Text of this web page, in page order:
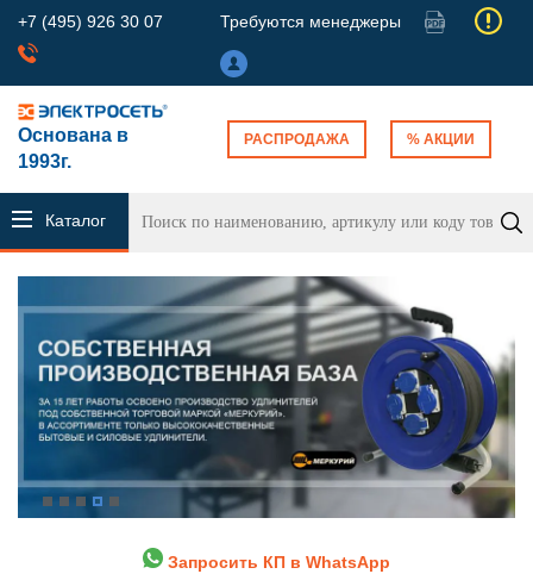
+7 (495) 926 30 07 Требуются менеджеры
Основана в
1993г.
РАСПРОДАЖА % АКЦИИ
Каталог
продукции
Запросить КП в WhatsApp